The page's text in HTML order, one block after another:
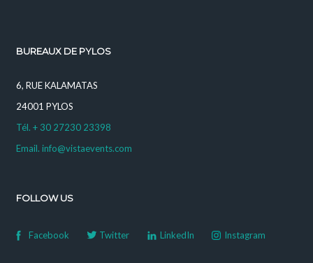
BUREAUX DE PYLOS
6, RUE KALAMATAS
24001 PYLOS
Tél. + 30 27230 23398
Email. info@vistaevents.com
FOLLOW US
Facebook Twitter LinkedIn Instagram